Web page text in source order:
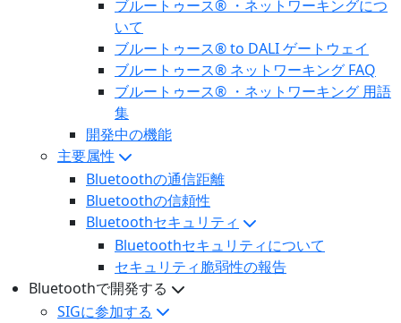
ブルートゥース® ・ネットワーキングにつ
いて
ブルートゥース® to DALI ゲートウェイ
ブルートゥース® ネットワーキング FAQ
ブルートゥース® ・ネットワーキング 用語
集
開発中の機能
主要属性
Bluetoothの通信距離
Bluetoothの信頼性
Bluetoothセキュリティ
Bluetoothセキュリティについて
セキュリティ脆弱性の報告
Bluetoothで開発する
SIGに参加する